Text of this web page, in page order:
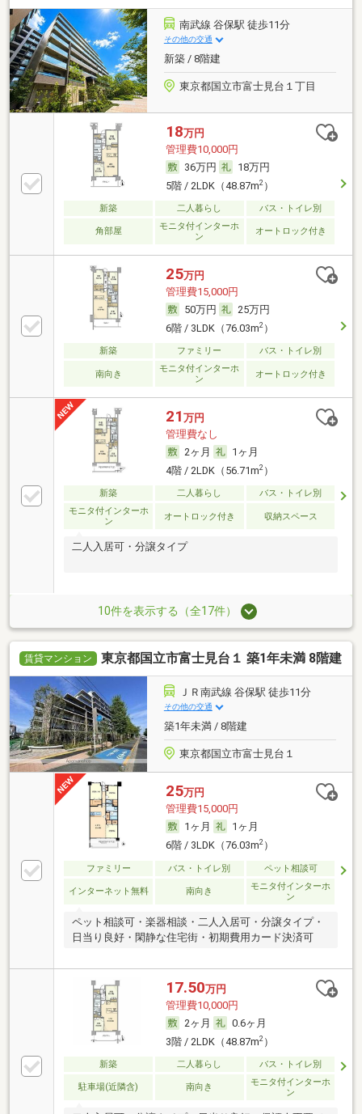
南武線 谷保駅 徒歩11分
その他の交通
新築 / 8階建
東京都国立市富士見台１丁目
18万円
管理費10,000円
36万円
18万円
5階 / 2LDK（48.87m2）
新築 二人暮らし バス・トイレ別
角部屋
モニタ付インターホ
ン
オートロック付き
25万円
管理費15,000円
50万円
25万円
6階 / 3LDK（76.03m2）
新築 ファミリー バス・トイレ別
南向き
モニタ付インターホ
ン
オートロック付き
21 万円
管理費なし
2ヶ月
1ヶ月
4階 / 2LDK（56.71m2）
新築 二人暮らし
バス・トイレ別
モニタ付インターホ
ン
オートロック付き 収納スペース
二人入居可・分譲タイプ
10件を表示する（全17件）
賃貸マンション 東京都国立市富士見台１ 築1年未満 8階建
ＪＲ南武線 谷保駅 徒歩11分
その他の交通
築1年未満 / 8階建
東京都国立市富士見台１
25万円
管理費15,000円
1ヶ月
1ヶ月
6階 / 3LDK（76.03m2）
ファミリー バス・トイレ別 ペット相談可
インターネット無料 南向き
モニタ付インターホ
ン
ペット相談可・楽器相談・二人入居可・分譲タイプ・
日当り良好・閑静な住宅街・初期費用カード決済可
17.50万円
管理費10,000円
2ヶ月
0.6ヶ月
3階 / 2LDK（48.87m2）
新築 二人暮らし バス・トイレ別
駐車場(近隣含) 南向き
モニタ付インターホ
ン